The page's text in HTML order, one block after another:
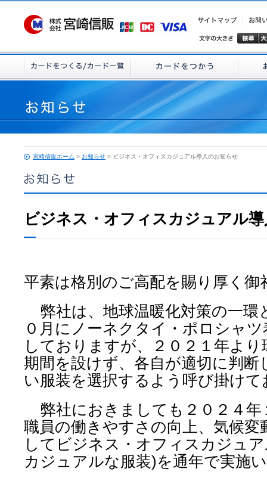
宮崎信販ホーム > お知らせ > ビジネス・オフィスカジュアル導入のお知らせ
ビジネス・オフィスカジュアル
平素は格別のご高配を賜り厚く御
弊社は、地球温暖化対策の一環
０月にノーネクタイ・ポロシャ
しておりますが、２０２１年よ
期間を設けず、各自が適切に判断
い服装を選択するよう呼び掛け
弊社におきましても２０２４年
職員の働きやすさの向上、気候変
してビジネス・オフィスカジュ
カジュアルな服装)を通年で実施